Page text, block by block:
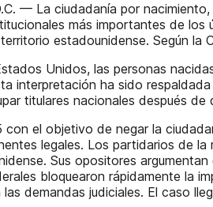
— La ciudadanía por
más importantes de los
estadounidense. Según la
Unidos, las personas
interpretación ha sido
titulares nacionales después
con el objetivo de negar la
legales. Los partidarios de
Sus opositores
bloquearon rápidamente la
demandas judiciales. El caso